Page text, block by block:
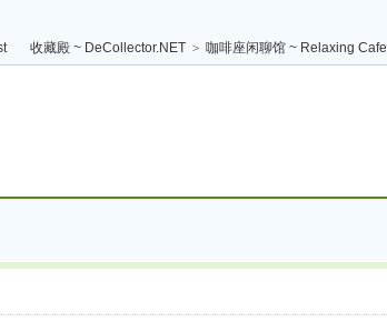
褔
袠袠袥眩褦
收藏殿 ~ DeCollector.NET > 咖啡座闲聊馆 ~ Relaxing Cafe